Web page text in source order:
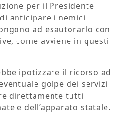
per il Presidente
anticipare i nemici
ad esautorarlo con
come avviene in questi
ipotizzare il ricorso ad
golpe dei servizi
direttamente tutti i
e dell’apparato statale.